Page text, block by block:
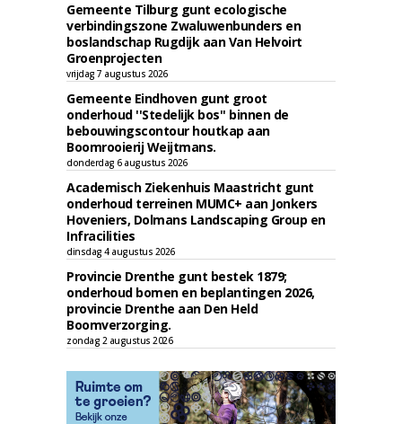
Gemeente Tilburg gunt ecologische
verbindingszone Zwaluwenbunders en
boslandschap Rugdijk aan Van Helvoirt
Groenprojecten
vrijdag 7 augustus 2026
Gemeente Eindhoven gunt groot
onderhoud ''Stedelijk bos'' binnen de
bebouwingscontour houtkap aan
Boomrooierij Weijtmans.
donderdag 6 augustus 2026
Academisch Ziekenhuis Maastricht gunt
onderhoud terreinen MUMC+ aan Jonkers
Hoveniers, Dolmans Landscaping Group en
Infracilities
dinsdag 4 augustus 2026
Provincie Drenthe gunt bestek 1879;
onderhoud bomen en beplantingen 2026,
provincie Drenthe aan Den Held
Boomverzorging.
zondag 2 augustus 2026